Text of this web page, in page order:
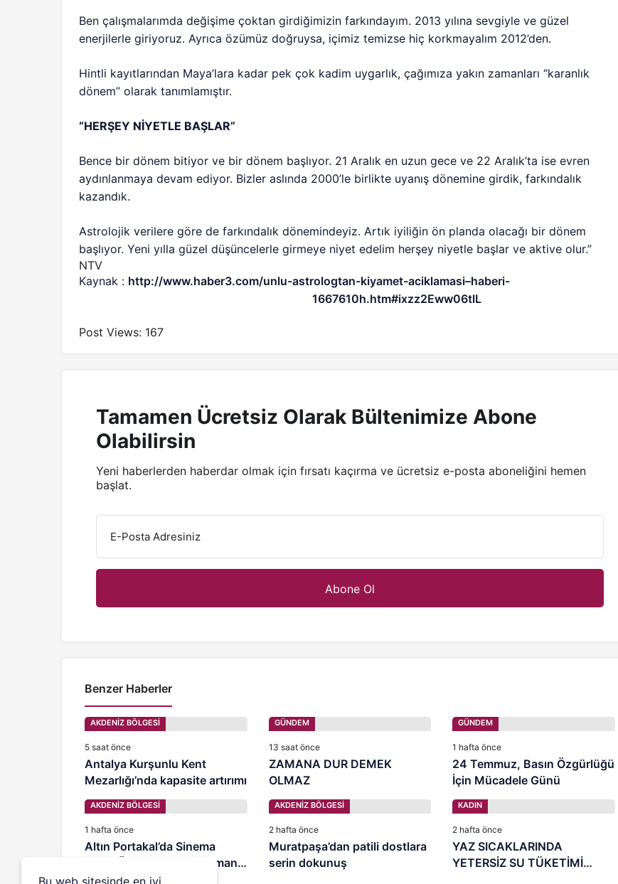
Ben çalışmalarımda değişime çoktan girdiğimizin farkındayım. 2013 yılına sevgiyle ve güzel
enerjilerle giriyoruz. Ayrıca özümüz doğruysa, içimiz temizse hiç korkmayalım 2012’den.
Hintli kayıtlarından Maya’lara kadar pek çok kadim uygarlık, çağımıza yakın zamanları “karanlık
dönem” olarak tanımlamıştır.
“HERŞEY NİYETLE BAŞLAR”
Bence bir dönem bitiyor ve bir dönem başlıyor. 21 Aralık en uzun gece ve 22 Aralık’ta ise evren
aydınlanmaya devam ediyor. Bizler aslında 2000’le birlikte uyanış dönemine girdik, farkındalık
kazandık.
Astrolojik verilere göre de farkındalık dönemindeyiz. Artık iyiliğin ön planda olacağı bir dönem
başlıyor. Yeni yılla güzel düşüncelerle girmeye niyet edelim herşey niyetle başlar ve aktive olur.”
NTV
Kaynak : http://www.haber3.com/unlu-astrologtan-kiyamet-aciklamasi–haberi-
1667610h.htm#ixzz2Eww06tlL
Post Views: 167
Tamamen Ücretsiz Olarak Bültenimize Abone
Olabilirsin
Yeni haberlerden haberdar olmak için fırsatı kaçırma ve ücretsiz e-posta aboneliğini hemen
başlat.
E-Posta Adresiniz
Benzer Haberler
AKDENİZ BÖLGESİ
5 saat önce
Antalya Kurşunlu Kent
Mezarlığı’nda kapasite artırımı
GÜNDEM
13 saat önce
ZAMANA DUR DEMEK
OLMAZ
GÜNDEM
1 hafta önce
24 Temmuz, Basın Özgürlüğü
İçin Mücadele Günü
AKDENİZ BÖLGESİ
1 hafta önce
Altın Portakal’da Sinema
Emek Ödülleri Abdurrahman
Keskiner ve Suzan Kardeş’e
AKDENİZ BÖLGESİ
2 hafta önce
Muratpaşa’dan patili dostlara
serin dokunuş
KADIN
2 hafta önce
YAZ SICAKLARINDA
YETERSİZ SU TÜKETİMİ
Bu web sitesinde en iyi